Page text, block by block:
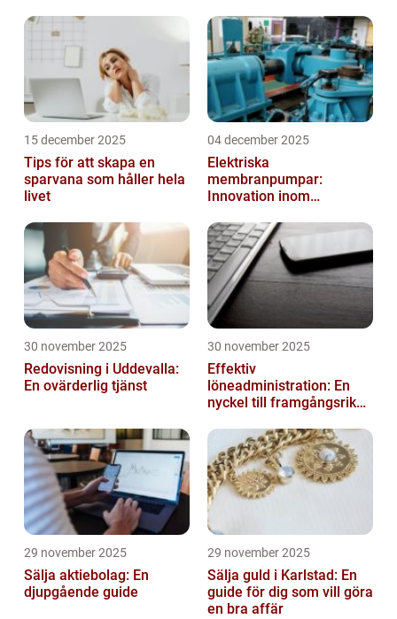
15 december 2025
Tips för att skapa en
sparvana som håller hela
livet
04 december 2025
Elektriska
membranpumpar:
Innovation inom
30 november 2025
Redovisning i Uddevalla:
En ovärderlig tjänst
30 november 2025
Effektiv
löneadministration: En
nyckel till framgångsrika
29 november 2025
Sälja aktiebolag: En
djupgående guide
29 november 2025
Sälja guld i Karlstad: En
guide för dig som vill göra
en bra affär